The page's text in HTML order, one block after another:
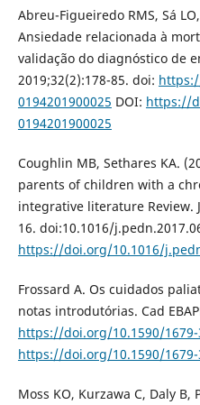
Abreu-Figueiredo RMS, Sá
Ansiedade relacionada à
validação do diagnóstico de
2019;32(2):178-85. doi:
0194201900025 DOI: https://
0194201900025
Coughlin MB, Sethares KA.
parents of children with a
integrative literature Review.
16. doi:10.1016/
https://doi.org/10.1016/
Frossard A. Os cuidados
notas introdutórias. Cad
https://doi.org/10.1590/1679-
https://doi.org/10.1590/1679-
Moss KO, Kurzawa C, Daly